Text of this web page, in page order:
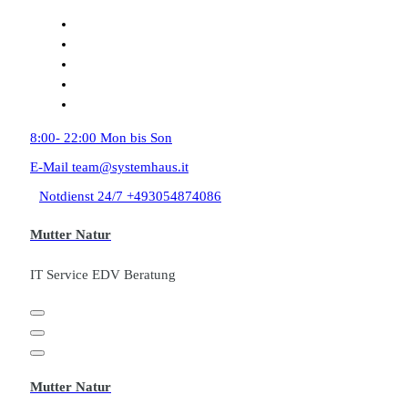
8:00- 22:00 Mon bis Son
E-Mail team@systemhaus.it
Notdienst 24/7 +493054874086
Mutter Natur
IT Service EDV Beratung
Mutter Natur